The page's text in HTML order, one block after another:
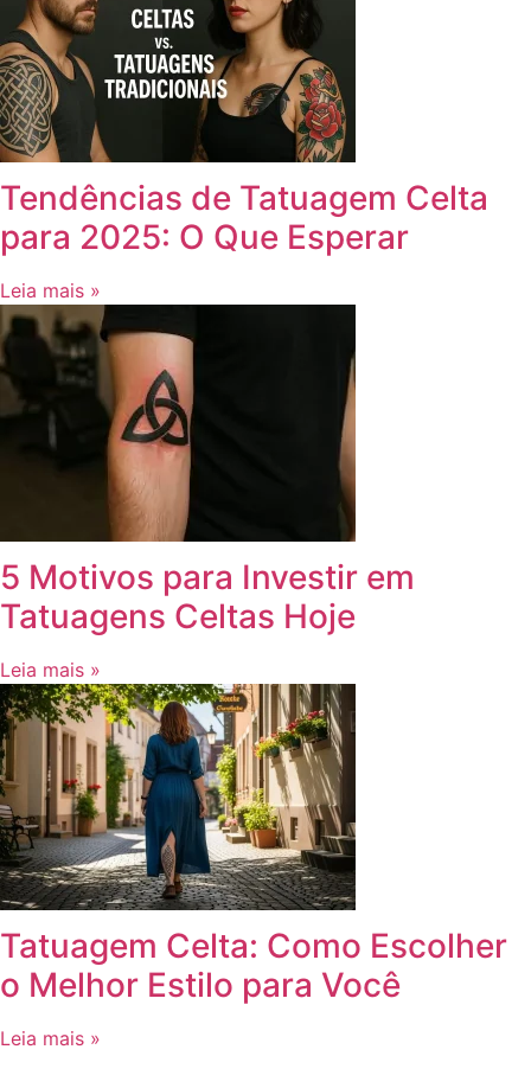
Tendências de Tatuagem Celta
para 2025: O Que Esperar
Leia mais »
5 Motivos para Investir em
Tatuagens Celtas Hoje
Leia mais »
Tatuagem Celta: Como Escolher
o Melhor Estilo para Você
Leia mais »